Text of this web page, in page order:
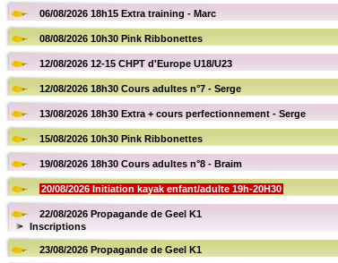
06/08/2026 18h15 Extra training - Marc
08/08/2026 10h30 Pink Ribbonettes
12/08/2026 12-15 CHPT d'Europe U18/U23
12/08/2026 18h30 Cours adultes n°7 - Serge
13/08/2026 18h30 Extra + cours perfectionnement - Serge
15/08/2026 10h30 Pink Ribbonettes
19/08/2026 18h30 Cours adultes n°8 - Braim
20/08/2026 Initiation kayak enfant/adulte 19h-20H30
22/08/2026 Propagande de Geel K1
Inscriptions
23/08/2026 Propagande de Geel K1